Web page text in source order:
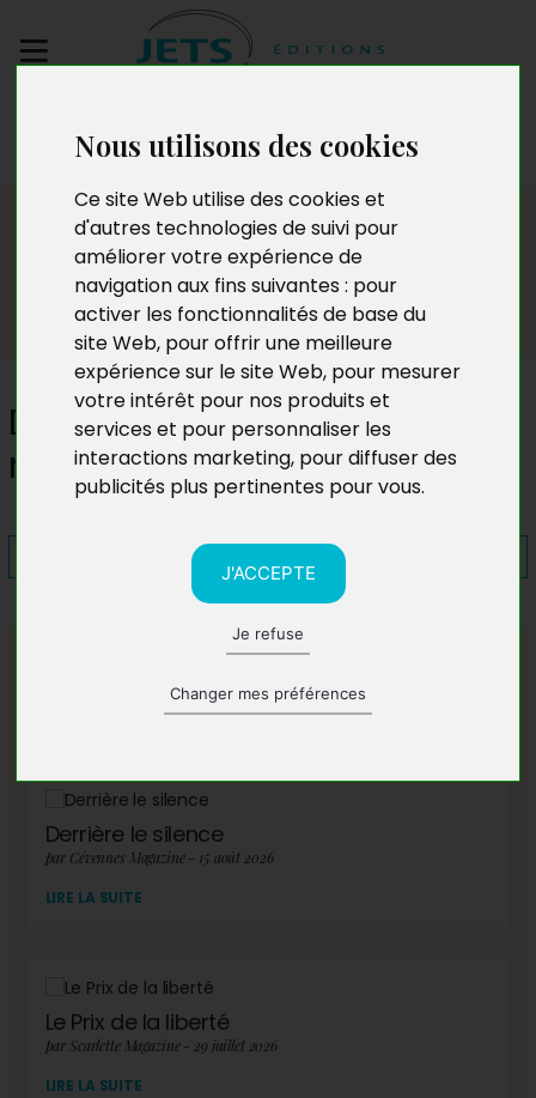
Nous utilisons des cookies
Ce site Web utilise des cookies et
d'autres technologies de suivi pour
améliorer votre expérience de
navigation aux fins suivantes : pour
activer les fonctionnalités de base du
site Web, pour offrir une meilleure
expérience sur le site Web, pour mesurer
votre intérêt pour nos produits et
services et pour personnaliser les
interactions marketing, pour diffuser des
publicités plus pertinentes pour vous.
J'ACCEPTE
Je refuse
Changer mes préférences
manuscrit
Presse
Depuis le belvédère la vue est
magnifique
A lire également
Derrière le silence
par Cévennes Magazine - 15 août 2026
LIRE LA SUITE
Le Prix de la liberté
par Scarlette Magazine - 29 juillet 2026
LIRE LA SUITE